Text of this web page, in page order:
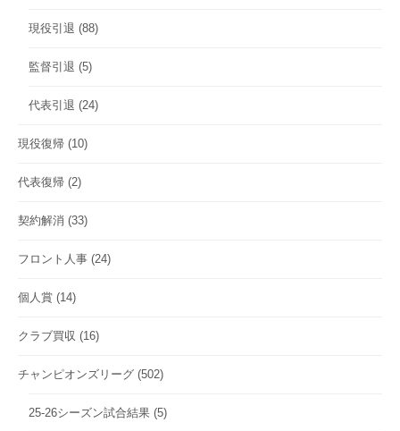
現役引退 (88)
監督引退 (5)
代表引退 (24)
現役復帰 (10)
代表復帰 (2)
契約解消 (33)
フロント人事 (24)
個人賞 (14)
クラブ買収 (16)
チャンピオンズリーグ (502)
25-26シーズン試合結果 (5)